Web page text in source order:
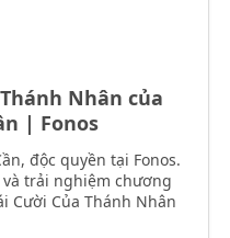
Nhân của
| Fonos
độc quyền tại Fonos.
trải nghiệm chương
Cười Của Thánh Nhân